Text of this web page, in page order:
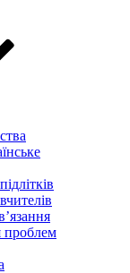
проблем